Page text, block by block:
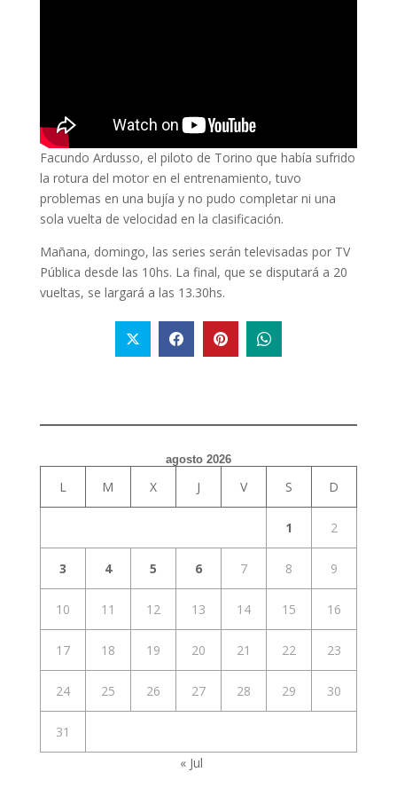
Facundo Ardusso, el piloto de Torino que había sufrido
la rotura del motor en el entrenamiento, tuvo
problemas en una bujía y no pudo completar ni una
sola vuelta de velocidad en la clasificación.
Mañana, domingo, las series serán televisadas por TV
Pública desde las 10hs. La final, que se disputará a 20
vueltas, se largará a las 13.30hs.
agosto 2026
L M X J V S D
1 2
3 4 5 6 7 8 9
10 11 12 13 14 15 16
17 18 19 20 21 22 23
24 25 26 27 28 29 30
31
« Jul